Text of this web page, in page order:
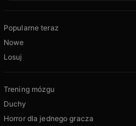
Popularne teraz
Nowe
Losuj
Trening mózgu
Duchy
Horror dla jednego gracza